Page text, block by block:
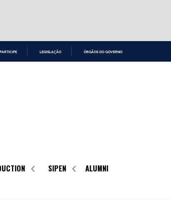
PARTICIPE LEGISLAÇÃO ÓRGÃOS DO GOVERNO
SIPEN ALUMNI